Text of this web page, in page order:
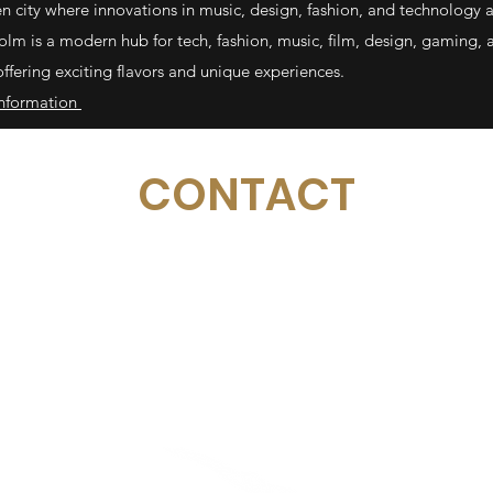
city where innovations in music, design, fashion, and technology
is a modern hub for tech, fashion, music, ﬁlm, design, gaming,
exciting flavors and unique experiences.
CONTACT